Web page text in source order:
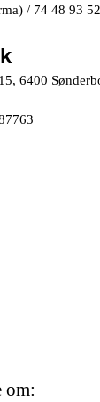
/ 74 48 93
6400
om: